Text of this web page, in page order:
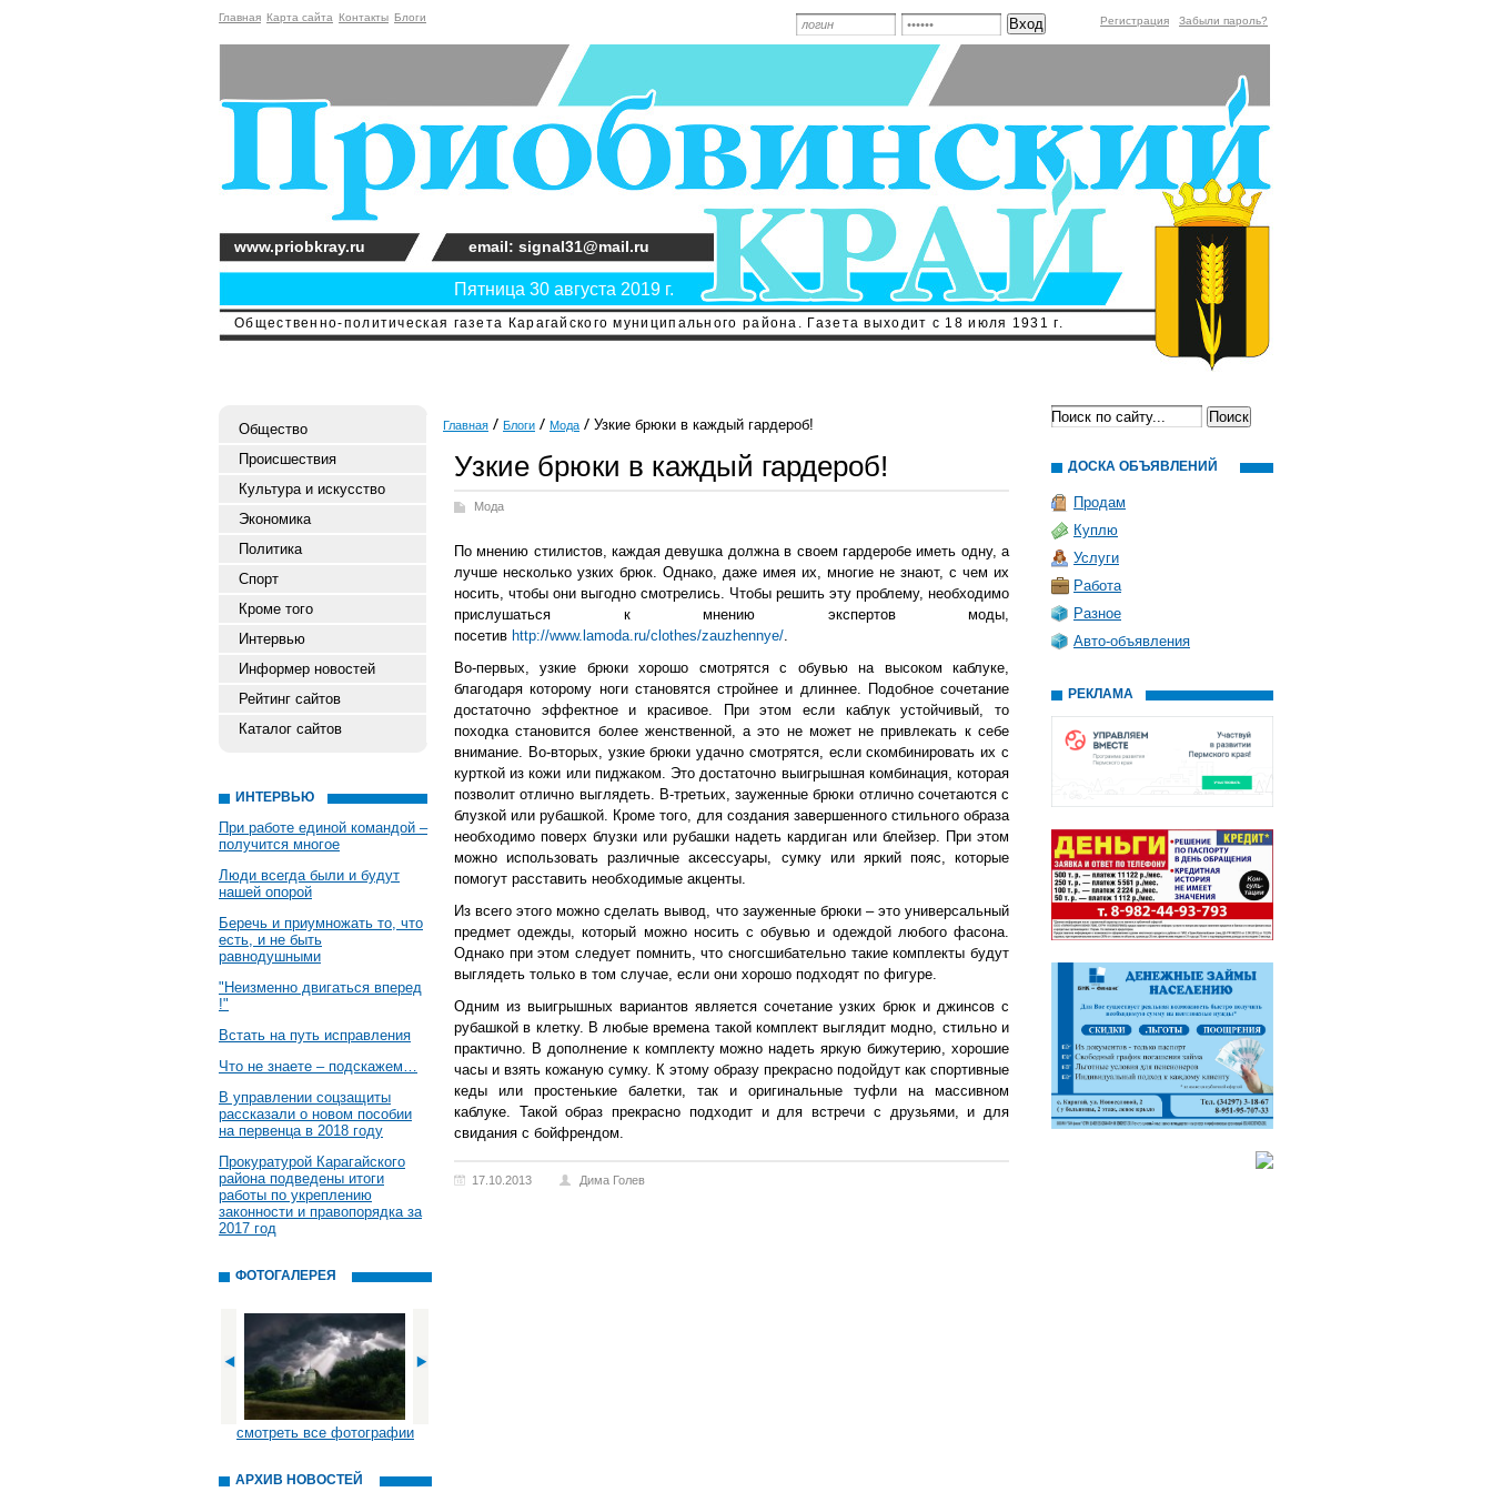
Главная Карта сайта Контакты Блоги Регистрация Забыли пароль?
Общественно-политическая газета Карагайского муниципального района. Газета выходит с 18 июля 1931 г.
Пятница 30 августа 2019 г.
www.priobkray.ru email: signal31@mail.ru
Общество
Происшествия
Культура и искусство
Экономика
Политика
Спорт
Кроме того
Интервью
Информер новостей
Рейтинг сайтов
Каталог сайтов
ИНТЕРВЬЮ
При работе единой командой –
получится многое
Люди всегда были и будут
нашей опорой
Беречь и приумножать то, что
есть, и не быть
равнодушными
"Неизменно двигаться вперед
!"
Встать на путь исправления
Что не знаете – подскажем…
В управлении соцзащиты
рассказали о новом пособии
на первенца в 2018 году
Прокуратурой Карагайского
района подведены итоги
работы по укреплению
законности и правопорядка за
2017 год
ФОТОГАЛЕРЕЯ
смотреть все фотографии
АРХИВ НОВОСТЕЙ
Главная Блоги Мода Узкие брюки в каждый гардероб!
Узкие брюки в каждый гардероб!
Мода
По мнению стилистов, каждая девушка должна в своем гардеробе иметь одну, а
лучше несколько узких брюк. Однако, даже имея их, многие не знают, с чем их
носить, чтобы они выгодно смотрелись. Чтобы решить эту проблему, необходимо
прислушаться к мнению экспертов моды,
посетив http://www.lamoda.ru/clothes/zauzhennye/.
Во-первых, узкие брюки хорошо смотрятся с обувью на высоком каблуке,
благодаря которому ноги становятся стройнее и длиннее. Подобное сочетание
достаточно эффектное и красивое. При этом если каблук устойчивый, то
походка становится более женственной, а это не может не привлекать к себе
внимание. Во-вторых, узкие брюки удачно смотрятся, если скомбинировать их с
курткой из кожи или пиджаком. Это достаточно выигрышная комбинация, которая
позволит отлично выглядеть. В-третьих, зауженные брюки отлично сочетаются с
блузкой или рубашкой. Кроме того, для создания завершенного стильного образа
необходимо поверх блузки или рубашки надеть кардиган или блейзер. При этом
можно использовать различные аксессуары, сумку или яркий пояс, которые
помогут расставить необходимые акценты.
Из всего этого можно сделать вывод, что зауженные брюки – это универсальный
предмет одежды, который можно носить с обувью и одеждой любого фасона.
Однако при этом следует помнить, что сногсшибательно такие комплекты будут
выглядеть только в том случае, если они хорошо подходят по фигуре.
Одним из выигрышных вариантов является сочетание узких брюк и джинсов с
рубашкой в клетку. В любые времена такой комплект выглядит модно, стильно и
практично. В дополнение к комплекту можно надеть яркую бижутерию, хорошие
часы и взять кожаную сумку. К этому образу прекрасно подойдут как спортивные
кеды или простенькие балетки, так и оригинальные туфли на массивном
каблуке. Такой образ прекрасно подходит и для встречи с друзьями, и для
свидания с бойфрендом.
17.10.2013 Дима Голев
ДОСКА ОБЪЯВЛЕНИЙ
Продам
Куплю
Услуги
Работа
Разное
Авто-объявления
РЕКЛАМА